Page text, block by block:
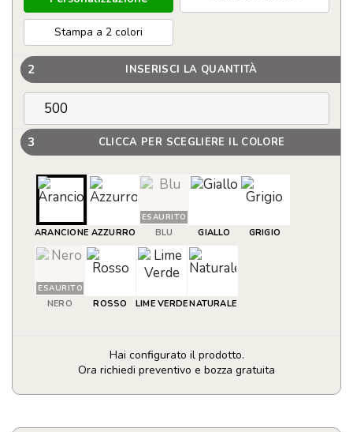
Stampa a 2 colori
2 INSERISCI LA QUANTITÀ
3 CLICCA PER SCEGLIERE IL COLORE
ARANCIONE AZZURRO
ESAURITO
BLU GIALLO GRIGIO
ESAURITO
NERO ROSSO LIME VERDENATURALE
Hai configurato il prodotto.
Ora richiedi preventivo e bozza gratuita